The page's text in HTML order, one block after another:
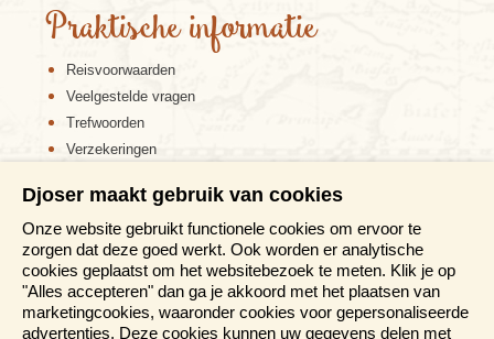
Praktische informatie
Reisvoorwaarden
Veelgestelde vragen
Trefwoorden
Verzekeringen
Disclaimer
Cookiebeleid
Privacy verklaring
Reis en boek met Djoser zekerheid
Djoser maakt gebruik van cookies
Onze website gebruikt functionele cookies om ervoor te
zorgen dat deze goed werkt. Ook worden er analytische
cookies geplaatst om het websitebezoek te meten. Klik je op
"Alles accepteren" dan ga je akkoord met het plaatsen van
marketingcookies, waaronder cookies voor gepersonaliseerde
advertenties. Deze cookies kunnen uw gegevens delen met